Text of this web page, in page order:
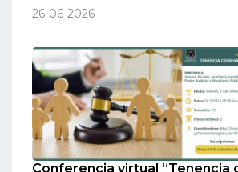
26-06-2026
Conferencia virtual “Tenencia